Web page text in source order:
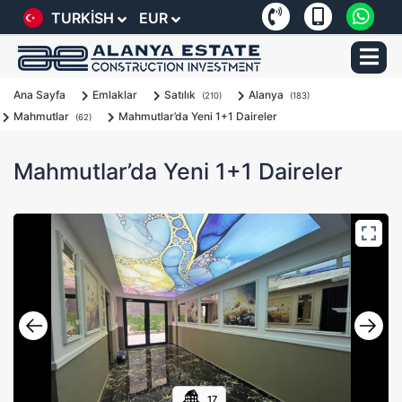
TURKISH EUR
Ana Sayfa Emlaklar Satılık (210) Alanya (183)
Mahmutlar (62) Mahmutlar’da Yeni 1+1 Daireler
Mahmutlar’da Yeni 1+1 Daireler
17